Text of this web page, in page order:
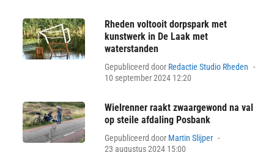
Rheden voltooit dorpspark met
kunstwerk in De Laak met
waterstanden
Gepubliceerd door Redactie Studio Rheden
10 september 2024 12:20
Wielrenner raakt zwaargewond na val
op steile afdaling Posbank
Gepubliceerd door Martin Slijper
23 augustus 2024 15:00